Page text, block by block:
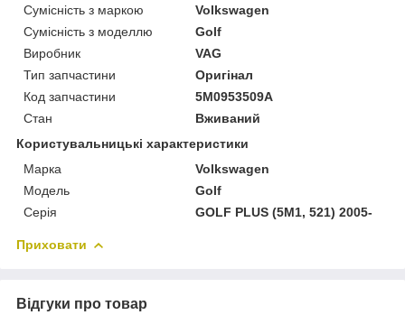
Сумісність з маркою
Volkswagen
Сумісність з моделлю
Golf
Виробник
VAG
Тип запчастини
Оригінал
Код запчастини
5M0953509A
Стан
Вживаний
Користувальницькі характеристики
Марка
Volkswagen
Модель
Golf
Серія
GOLF PLUS (5M1, 521) 2005-
Приховати
Відгуки про товар